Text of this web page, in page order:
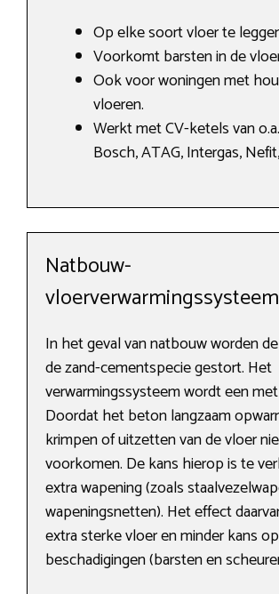
Op elke soort vloer te
Voorkomt barsten in de
Ook voor woningen met
vloeren.
Werkt met CV-ketels van
Bosch, ATAG, Intergas,
Natbouw-
vloerverwarmingssysteem
In het geval van natbouw worden
de zand-cementspecie gestort. Het
verwarmingssysteem wordt een
Doordat het beton langzaam
krimpen of uitzetten van de vloer
voorkomen. De kans hierop is te
extra wapening (zoals
wapeningsnetten). Het effect
extra sterke vloer en minder kans op
beschadigingen (barsten en